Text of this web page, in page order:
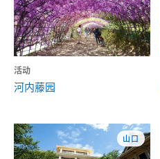
活动
河内藤园
山口